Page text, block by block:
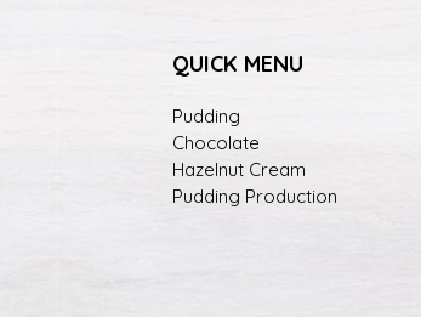
QUICK MENU
Pudding
Chocolate
Hazelnut Cream
Pudding Production